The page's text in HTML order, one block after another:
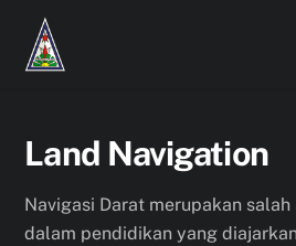
content
Land Navigation
Navigasi Darat merupakan
dalam pendidikan yang